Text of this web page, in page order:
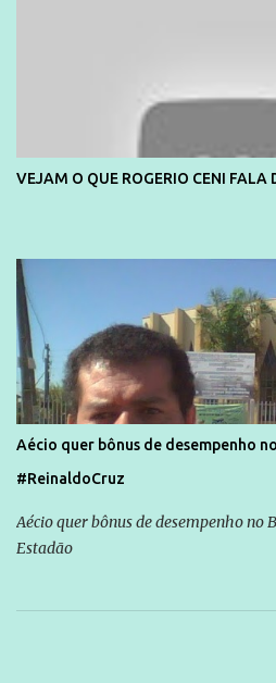
VEJAM O QUE ROGERIO CENI FALA
Aécio quer bônus de desempenho
#ReinaldoCruz
Aécio quer bônus de desempenho
Estadão